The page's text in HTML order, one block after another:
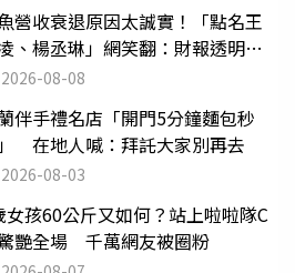
營收衰退原因太誠實！「點名王
、楊丞琳」網笑翻：財報透明度
2026-08-08
伴手禮名店「開門5分鐘麵包秒
在地人喊：拜託大家別再去
2026-08-03
女孩60公斤又如何？站上啦啦隊C
艷全場 千萬網友被圈粉